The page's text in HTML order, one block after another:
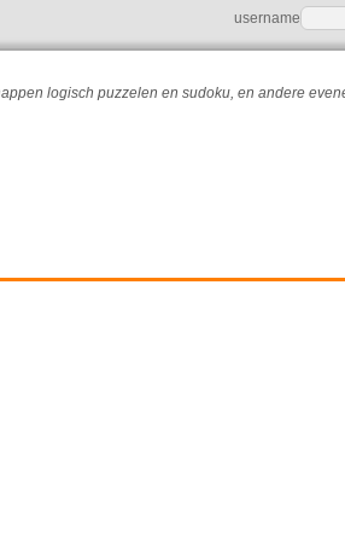
username
logisch puzzelen en sudoku, en andere